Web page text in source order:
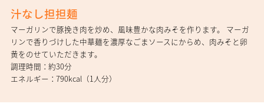
汁なし担担麺
マーガリンで豚挽き肉を炒め、風味豊かな肉みそを作ります。 マーガ
リンで香りづけした中華麺を濃厚なごまソースにからめ、肉みそと卵
黄をのせていただきます。
調理時間
約30分
エネルギー
790kcal（1人分）